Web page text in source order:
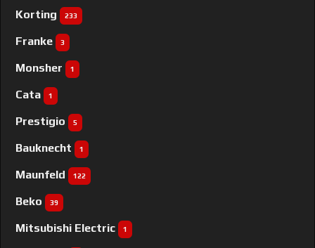
Korting 233
Franke 3
Monsher 1
Cata 1
Prestigio 5
Bauknecht 1
Maunfeld 122
Beko 39
Mitsubishi Electric 1